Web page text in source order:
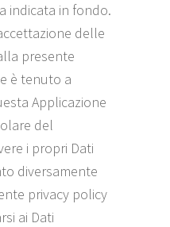
indicata in fondo.
delle
presente
è tenuto a
Applicazione
del
i propri Dati
diversamente
privacy policy
ai Dati